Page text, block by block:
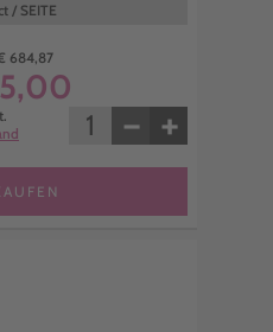
/ SEITE
684,87
− +